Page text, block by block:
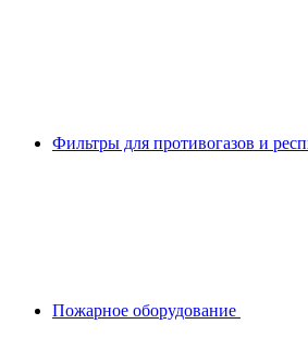
Фильтры для противогазов и
Пожарное оборудование